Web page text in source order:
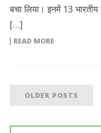
बचा लिया। इनमें 13
[…]
READ MORE
OLDER POSTS